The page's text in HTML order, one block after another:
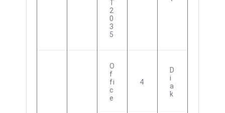
T
2
0
3
5
O
F
Fi
C
E
4
D
I
A
K